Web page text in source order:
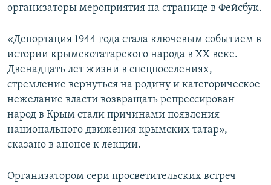
организаторы мероприятия на странице в Фейсбук.
«Депортация 1944 года стала ключевым событием в
истории крымскотатарского народа в ХХ веке.
Двенадцать лет жизни в спецпоселениях,
стремление вернуться на родину и категорическое
нежелание власти возвращать репрессирован
народ в Крым стали причинами появления
национального движения крымских татар», –
сказано в анонсе к лекции.
Организатором сери просветительских встреч